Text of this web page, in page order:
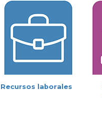
Recursos laborales